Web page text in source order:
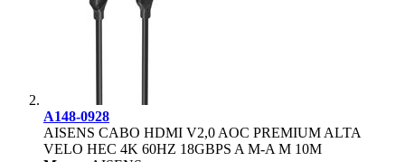
A148-0928
AISENS CABO HDMI V2,0 AOC PREMIUM ALTA
VELO HEC 4K 60HZ 18GBPS A M-A M 10M